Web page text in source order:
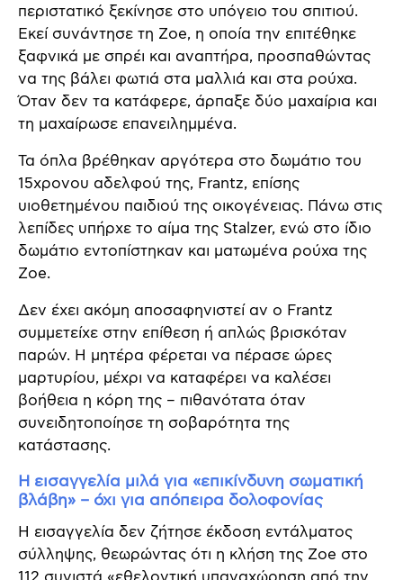
περιστατικό ξεκίνησε στο υπόγειο του σπιτιού.
Εκεί συνάντησε τη Zoe, η οποία την επιτέθηκε
ξαφνικά με σπρέι και αναπτήρα, προσπαθώντας
να της βάλει φωτιά στα μαλλιά και στα ρούχα.
Όταν δεν τα κατάφερε, άρπαξε δύο μαχαίρια και
τη μαχαίρωσε επανειλημμένα.
Τα όπλα βρέθηκαν αργότερα στο δωμάτιο του
15χρονου αδελφού της, Frantz, επίσης
υιοθετημένου παιδιού της οικογένειας. Πάνω στις
λεπίδες υπήρχε το αίμα της Stalzer, ενώ στο ίδιο
δωμάτιο εντοπίστηκαν και ματωμένα ρούχα της
Zoe.
Δεν έχει ακόμη αποσαφηνιστεί αν ο Frantz
συμμετείχε στην επίθεση ή απλώς βρισκόταν
παρών. Η μητέρα φέρεται να πέρασε ώρες
μαρτυρίου, μέχρι να καταφέρει να καλέσει
βοήθεια η κόρη της – πιθανότατα όταν
συνειδητοποίησε τη σοβαρότητα της
κατάστασης.
Η εισαγγελία μιλά για «επικίνδυνη σωματική
βλάβη» – όχι για απόπειρα δολοφονίας
Η εισαγγελία δεν ζήτησε έκδοση εντάλματος
σύλληψης, θεωρώντας ότι η κλήση της Zoe στο